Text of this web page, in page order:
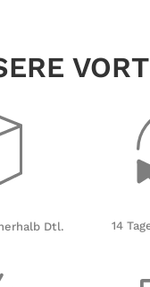
Dtl. 14